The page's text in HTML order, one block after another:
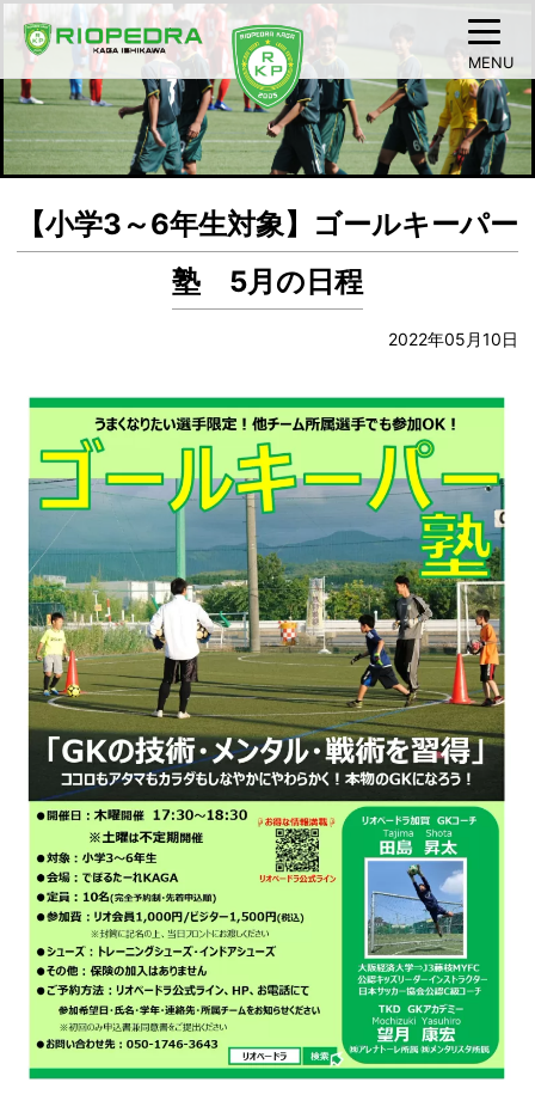
MENU
【小学3～6年生対象】ゴールキーパー
塾 5月の日程
2022年05月10日